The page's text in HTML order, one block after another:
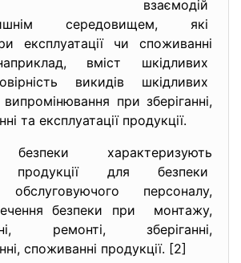
взаємодій
середовищем, які
експлуатації чи споживанні
вміст шкідливих
викидів шкідливих
випромінювання при зберіганні,
та експлуатації продукції.
характеризують
продукції для безпеки
персоналу,
безпеки при монтажу,
ремонті, зберіганні,
споживанні продукції. [2]